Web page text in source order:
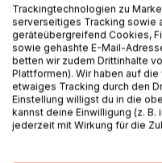
Publikums traf.
Musja, Ria, Lisa,
Suchende ebensowie
ihrer männlichen
kennt. Es ist vor allem
Adoleszenz und die
psychologischen,
sprachphilosophischen
Trackingtechnologien zu
serverseitiges Tracking sowie
geräteübergreifend Cookies,
sowie gehashte E-Mail-
betten wir zudem Drittinhalte
Plattformen). Wir haben auf
etwaiges Tracking durch den
Einstellung willigst du in die
kannst deine Einwilligung (z. B.
jederzeit mit Wirkung für die